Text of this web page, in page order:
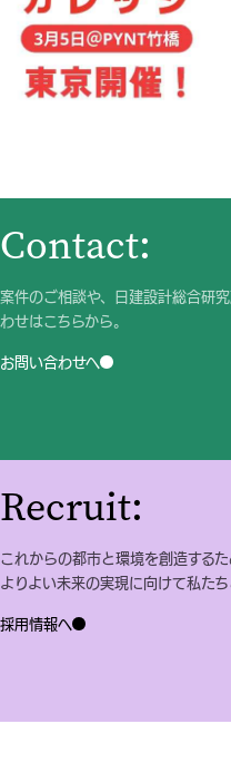
Contact:
案件のご相談や、日建設計総合研
わせはこちらから。
お問い合わせへ
Recruit:
これからの都市と環境を創造する
よりよい未来の実現に向けて私た
採用情報へ